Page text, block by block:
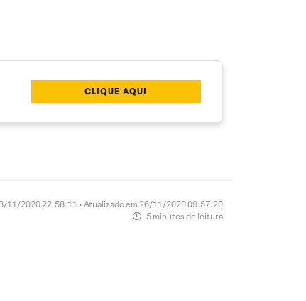
CLIQUE AQUI
11/2020 22:58:11 • Atualizado em 26/11/2020 09:57:20
5 minutos de leitura